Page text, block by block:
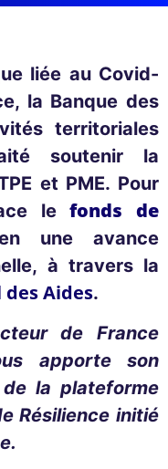
liée au Covid-
la Banque des
territoriales
soutenir la
et PME. Pour
lefonds de
une avance
à travers la
Aides.
de France
apporte son
la plateforme
Résilience initié